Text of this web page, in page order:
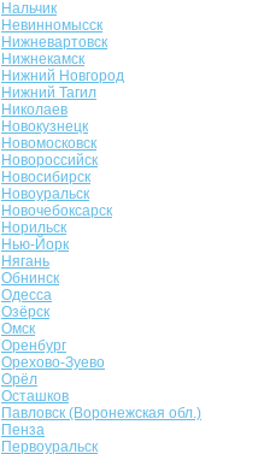
Нальчик
Невинномысск
Нижневартовск
Нижнекамск
Нижний Новгород
Нижний Тагил
Николаев
Новокузнецк
Новомосковск
Новороссийск
Новосибирск
Новоуральск
Новочебоксарск
Норильск
Нью-Йорк
Нягань
Обнинск
Одесса
Озёрск
Омск
Оренбург
Орехово-Зуево
Орёл
Осташков
Павловск (Воронежская обл.)
Пенза
Первоуральск